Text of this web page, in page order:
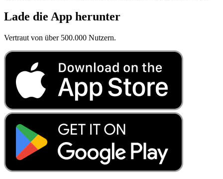
Lade die App herunter
Vertraut von über 500.000 Nutzern.